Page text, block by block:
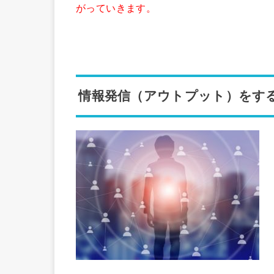
がっていきます。
情報発信（アウトプット）をす